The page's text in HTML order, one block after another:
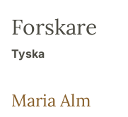
Forskare
Tyska
Maria Alm